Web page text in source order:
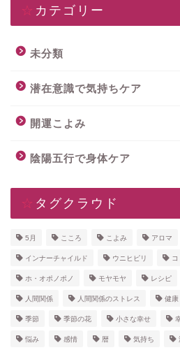
☆カテゴリー
未分類
潜在意識で気持ちケア
開運こよみ
陰陽五行で身体ケア
☆タグクラウド
5月 こころ こよみ アロマ
インナーチャイルド ウニヒピリ
ホ・オポノポノ モヤモヤ レシピ
人間関係 人間関係のストレス 健康
季節 季節の花 小さな幸せ
悩み 感情 暦 気持ち